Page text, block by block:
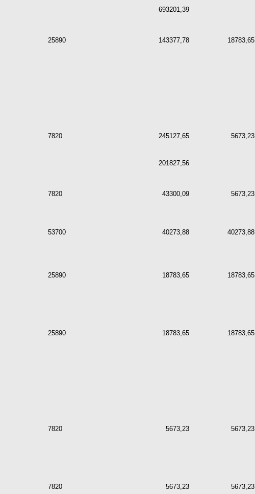
693201,39
25890 143377,78 18783,65
7820 245127,65
5673,23
201827,56
7820 43300,09
5673,23
53700 40273,88 40273,88
25890 18783,65
18783,65
25890 18783,65 18783,65
7820 5673,23
5673,23
7820 5673,23 5673,23